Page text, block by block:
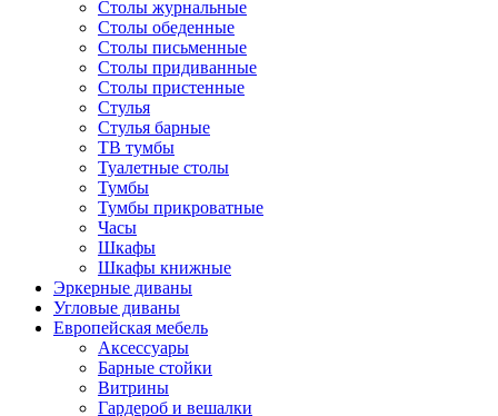
Столы журнальные
Столы обеденные
Столы письменные
Столы придиванные
Столы пристенные
Стулья
Стулья барные
ТВ тумбы
Туалетные столы
Тумбы
Тумбы прикроватные
Часы
Шкафы
Шкафы книжные
Эркерные диваны
Угловые диваны
Европейская мебель
Аксессуары
Барные стойки
Витрины
Гардероб и вешалки